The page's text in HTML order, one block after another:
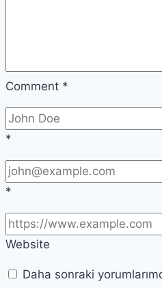
Comment *
*
*
Website
Daha sonraki